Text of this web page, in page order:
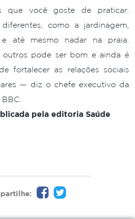
que você goste de praticar.
como a jardinagem,
até mesmo nadar na praia.
outros pode ser bom e ainda é
fortalecer as relações sociais
— diz o chefe executivo da
pela editoria Saúde